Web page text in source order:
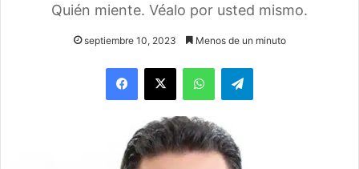
Quién miente. Véalo por usted mismo.
septiembre 10, 2023 Menos de un minuto
WhatsAppTelegram